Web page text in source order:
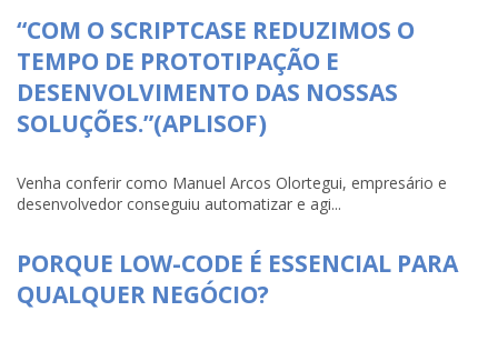
“COM O SCRIPTCASE REDUZIMOS O
TEMPO DE PROTOTIPAÇÃO E
DESENVOLVIMENTO DAS NOSSAS
SOLUÇÕES.”(APLISOF)
Venha conferir como Manuel Arcos Olortegui, empresário e
desenvolvedor conseguiu automatizar e agi...
PORQUE LOW-CODE É ESSENCIAL PARA
QUALQUER NEGÓCIO?